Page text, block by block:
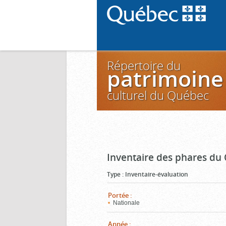
Répertoire du
patrimoine
culturel du Québec
Inventaire des phares du
Type : Inventaire-évaluation
Portée :
Nationale